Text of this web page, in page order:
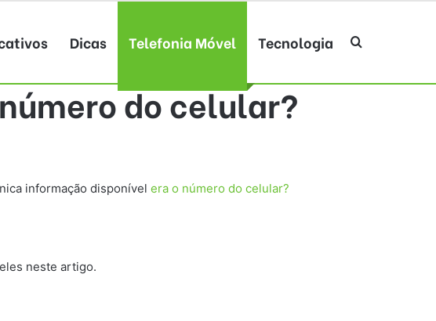
Dicas Telefonia Móvel Tecnologia Procurar por
do celular?
informação disponível era o número do celular?
neste artigo.